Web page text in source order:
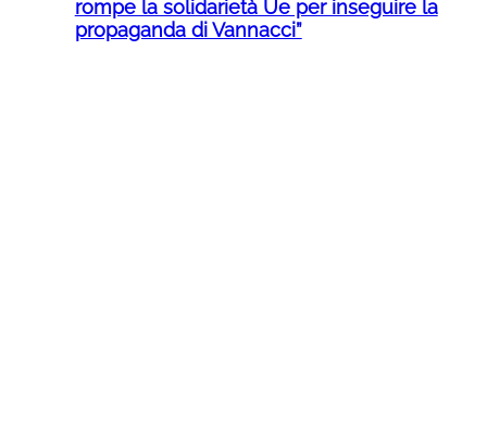
rompe la solidarietà Ue per inseguire la
propaganda di Vannacci”